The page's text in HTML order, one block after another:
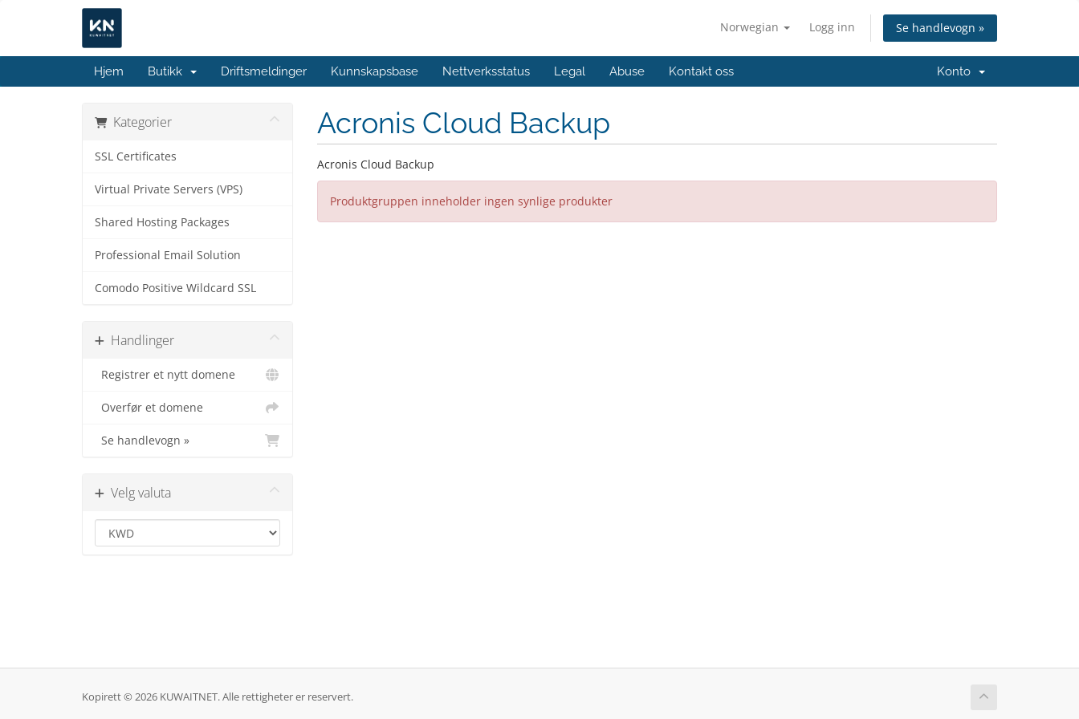
Norwegian Logg inn Se handlevogn »
Hjem Butikk Driftsmeldinger Kunnskapsbase Nettverksstatus Legal Abuse Kontakt oss Konto
Kategorier
SSL Certificates
Virtual Private Servers (VPS)
Shared Hosting Packages
Professional Email Solution
Comodo Positive Wildcard SSL
Handlinger
Registrer et nytt domene
Overfør et domene
Se handlevogn »
Velg valuta
Acronis Cloud Backup
Acronis Cloud Backup
Produktgruppen inneholder ingen synlige produkter
Kopirett © 2026 KUWAITNET. Alle rettigheter er reservert.